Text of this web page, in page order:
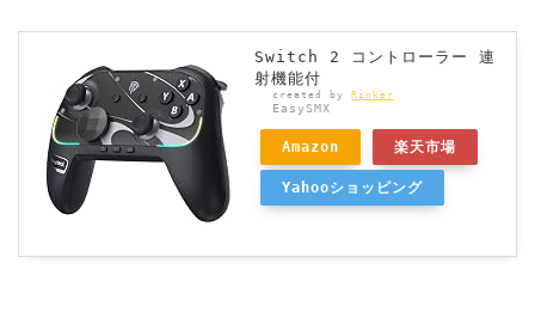
Switch 2 コントローラー 連
射機能付
created by Rinker
EasySMX
Amazon 楽天市場
Yahooショッピング